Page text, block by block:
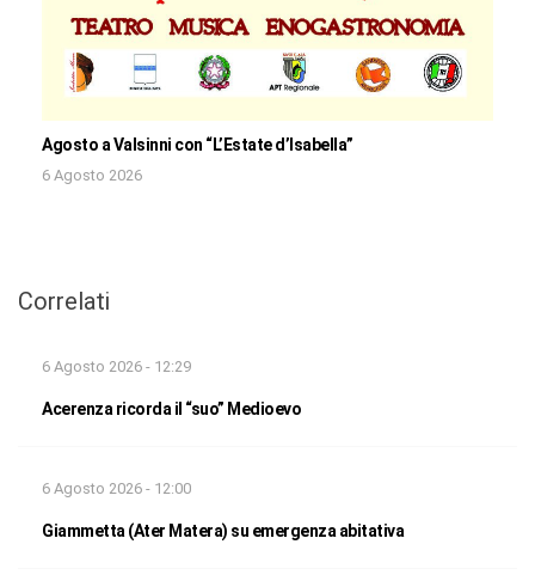
Agosto a Valsinni con “L’Estate d’Isabella”
6 Agosto 2026
Correlati
6 Agosto 2026 - 12:29
Acerenza ricorda il “suo” Medioevo
6 Agosto 2026 - 12:00
Giammetta (Ater Matera) su emergenza abitativa